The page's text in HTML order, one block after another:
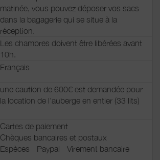
matinée, vous pouvez déposer vos sacs
dans la bagagerie qui se situe à la
réception.
Les chambres doivent être libérées avant
10h.
Français
une caution de 600€ est demandée pour
la location de l'auberge en entier (33 lits)
Cartes de paiement
Chèques bancaires et postaux
Espèces
Paypal Virement bancaire